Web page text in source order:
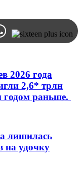
2026 года
2,6* трлн
годом раньше.
лишилась
на удочку